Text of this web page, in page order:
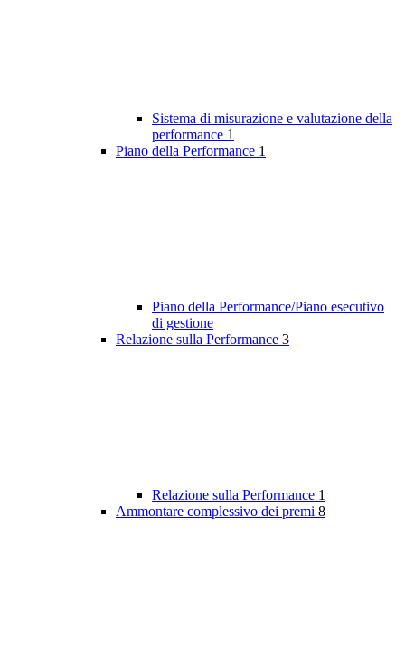
Sistema di misurazione e valutazione della
performance 1
Piano della Performance 1
Piano della Performance/Piano esecutivo
di gestione
Relazione sulla Performance 3
Relazione sulla Performance 1
Ammontare complessivo dei premi 8